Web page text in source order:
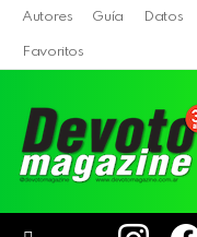
Autores Guía Datos
Favoritos